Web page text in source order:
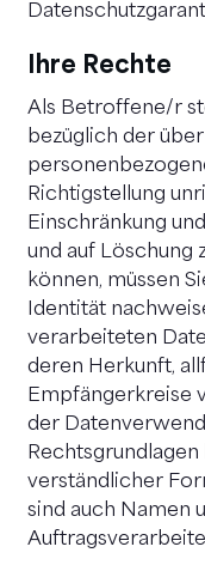
Ihre Rechte
Als Betroffene/r
bezüglich der
Richtigstellung
Einschränkung
und auf Löschung
können, müssen
Identität
verarbeiteten
deren Herkunft,
Empfängerkreise
der
verständlicher
sind auch Namen